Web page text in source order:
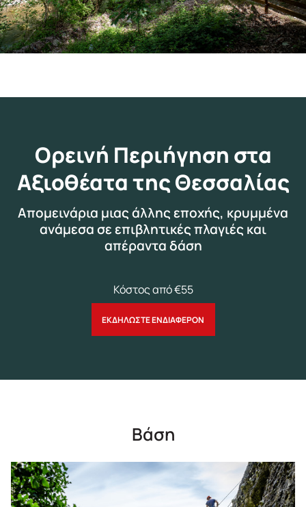
Ορεινή Περιήγηση στα
Αξιοθέατα της Θεσσαλίας
Απομεινάρια μιας άλλης εποχής, κρυμμένα
ανάμεσα σε επιβλητικές πλαγιές και
απέραντα δάση
Κόστος από €55
ΕΚΔΗΛΩΣΤΕ ΕΝΔΙΑΦΕΡΟΝ
Βάση